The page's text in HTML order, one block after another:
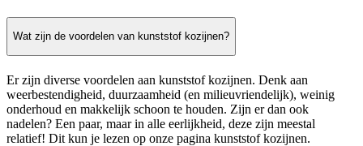
Wat zijn de voordelen van kunststof kozijnen?
Er zijn diverse voordelen aan kunststof kozijnen. Denk aan
weerbestendigheid, duurzaamheid (en milieuvriendelijk), weinig
onderhoud en makkelijk schoon te houden. Zijn er dan ook
nadelen? Een paar, maar in alle eerlijkheid, deze zijn meestal
relatief! Dit kun je lezen op onze pagina kunststof kozijnen.